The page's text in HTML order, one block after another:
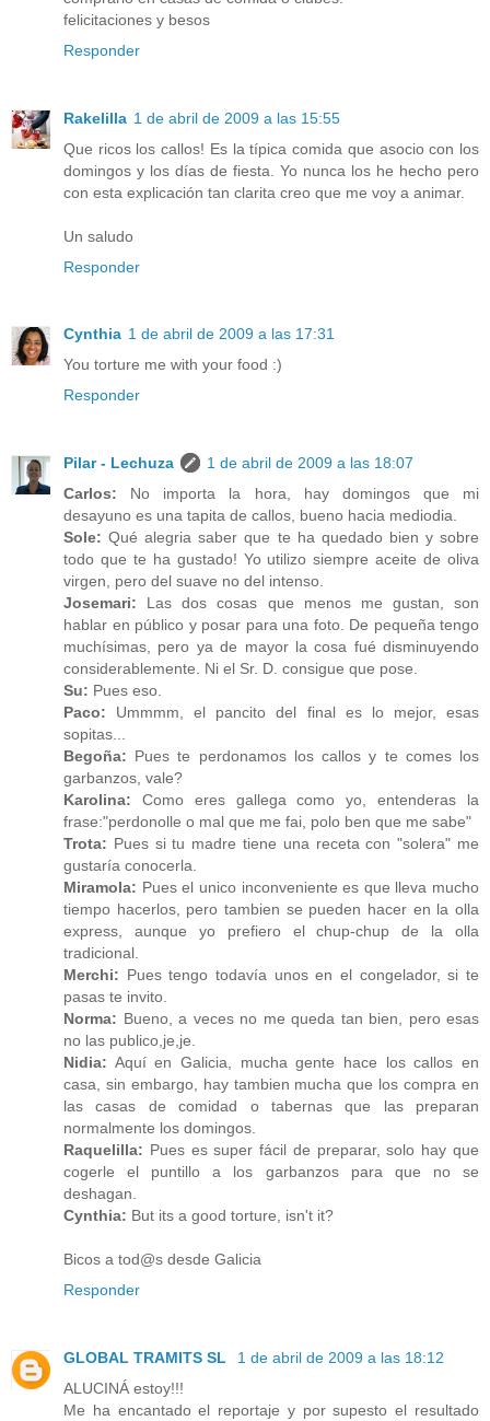
felicitaciones y besos
Responder
Rakelilla 1 de abril de 2009 a las 15:55
Que ricos los callos! Es la típica comida que asocio con los
domingos y los días de fiesta. Yo nunca los he hecho pero
con esta explicación tan clarita creo que me voy a animar.
Un saludo
Responder
Cynthia 1 de abril de 2009 a las 17:31
You torture me with your food :)
Responder
Pilar - Lechuza
1 de abril de 2009 a las 18:07
Carlos: No importa la hora, hay domingos que mi
desayuno es una tapita de callos, bueno hacia mediodia.
Sole: Qué alegria saber que te ha quedado bien y sobre
todo que te ha gustado! Yo utilizo siempre aceite de oliva
virgen, pero del suave no del intenso.
Josemari: Las dos cosas que menos me gustan, son
hablar en público y posar para una foto. De pequeña tengo
muchísimas, pero ya de mayor la cosa fué disminuyendo
considerablemente. Ni el Sr. D. consigue que pose.
Su: Pues eso.
Paco: Ummmm, el pancito del final es lo mejor, esas
sopitas...
Begoña: Pues te perdonamos los callos y te comes los
garbanzos, vale?
Karolina: Como eres gallega como yo, entenderas la
frase:"perdonolle o mal que me fai, polo ben que me sabe"
Trota: Pues si tu madre tiene una receta con "solera" me
gustaría conocerla.
Miramola: Pues el unico inconveniente es que lleva mucho
tiempo hacerlos, pero tambien se pueden hacer en la olla
express, aunque yo prefiero el chup-chup de la olla
tradicional.
Merchi: Pues tengo todavía unos en el congelador, si te
pasas te invito.
Norma: Bueno, a veces no me queda tan bien, pero esas
no las publico,je,je.
Nidia: Aquí en Galicia, mucha gente hace los callos en
casa, sin embargo, hay tambien mucha que los compra en
las casas de comidad o tabernas que las preparan
normalmente los domingos.
Raquelilla: Pues es super fácil de preparar, solo hay que
cogerle el puntillo a los garbanzos para que no se
deshagan.
Cynthia: But its a good torture, isn't it?
Bicos a tod@s desde Galicia
Responder
GLOBAL TRAMITS SL
1 de abril de 2009 a las 18:12
ALUCINÁ estoy!!!
Me ha encantado el reportaje y por supesto el resultado